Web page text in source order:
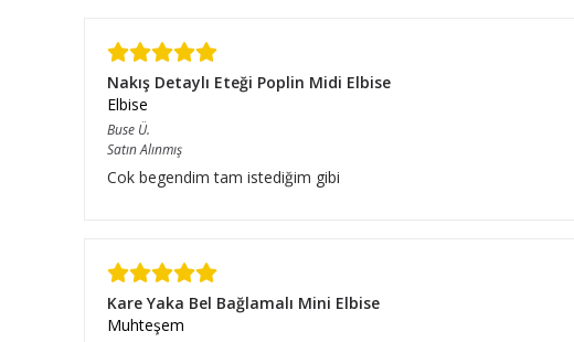
Nakış Detaylı Eteği Poplin Midi Elbise
Elbise
Buse Ü.
Satın Alınmış
Cok begendim tam istediğim gibi
Kare Yaka Bel Bağlamalı Mini Elbise
Muhteşem